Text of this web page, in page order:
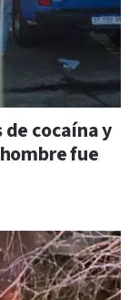
cocaína y
fue